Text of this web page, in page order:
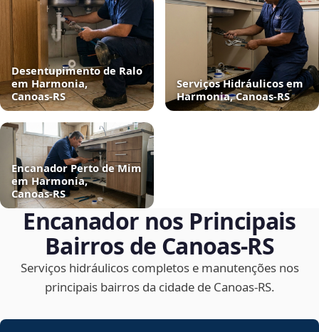
Desentupimento de Ralo
em Harmonia,
Canoas‑RS
Serviços Hidráulicos em
Harmonia, Canoas‑RS
Encanador Perto de Mim
em Harmonia,
Canoas‑RS
Encanador nos Principais
Bairros de Canoas‑RS
Serviços hidráulicos completos e manutenções nos
principais bairros da cidade de Canoas‑RS.